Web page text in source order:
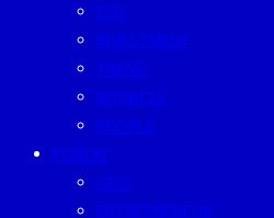
ESG
INVESTMENT
TREND
BUSINESS
PEOPLE
FORUM
CEO
ENTREPRENEUR